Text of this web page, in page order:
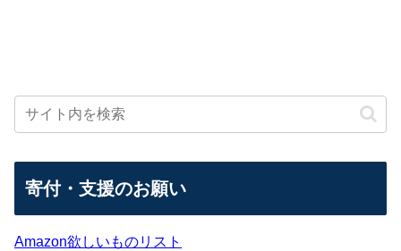
寄付・支援のお願い
Amazon欲しいものリスト